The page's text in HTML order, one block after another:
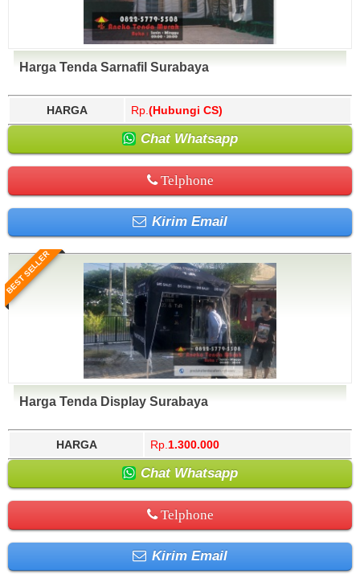
Harga Tenda Sarnafil Surabaya
HARGA Rp. (Hubungi CS)
Chat Whatsapp
Telphone
Kirim Email
BEST SELLER
Harga Tenda Display Surabaya
HARGA Rp. 1.300.000
Chat Whatsapp
Telphone
Kirim Email